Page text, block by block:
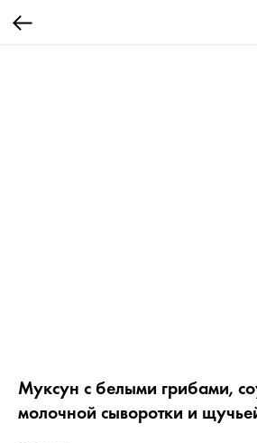
Муксун с белыми грибами,
молочной сыворотки и